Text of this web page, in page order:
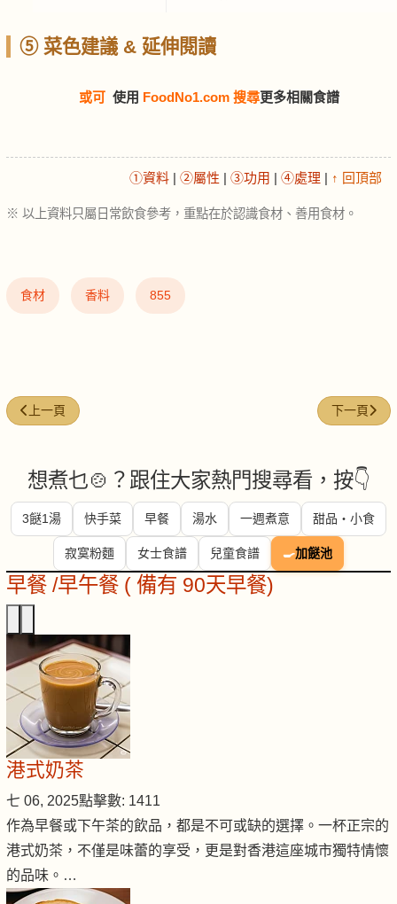
⑤ 菜色建議 & 延伸閱讀
或可 使用 FoodNo1.com 搜尋更多相關食譜
①資料 | ②屬性 | ③功用 | ④處理 | ↑ 回頂部
※ 以上資料只屬日常飲食參考，重點在於認識食材、善用食材。
食材 香料 855
上一篇文章: 豆腐 (Tofu)
上一頁 下一篇文章
下一頁
想煮乜🍲？跟住大家熱門搜尋看，按👇
3餸1湯 快手菜 早餐 湯水 一週煮意 甜品・小食
寂寞粉麵 女士食譜 兒童食譜 🍳加餸池
早餐 /早午餐 ( 備有 90天早餐)
港式奶茶
七 06, 2025點擊數: 1411
作為早餐或下午茶的飲品，都是不可或缺的選擇。一杯正宗的
港式奶茶，不僅是味蕾的享受，更是對香港這座城市獨特情懷
的品味。…